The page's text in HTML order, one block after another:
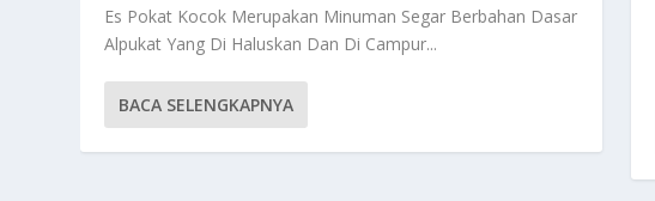
Es Pokat Kocok Merupakan Minuman Segar Berbahan Dasar
Alpukat Yang Di Haluskan Dan Di Campur...
BACA SELENGKAPNYA